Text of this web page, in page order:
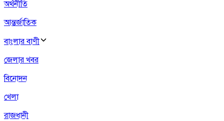
অর্থনীতি
আন্তর্জাতিক
বাংলার বাণী
জেলার খবর
বিনোদন
খেলা
রাজধানী